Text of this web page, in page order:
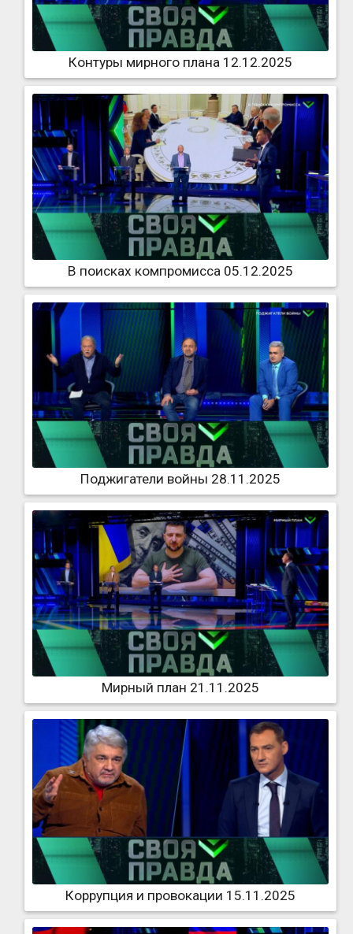
Контуры мирного плана 12.12.2025
В поисках компромисса 05.12.2025
Поджигатели войны 28.11.2025
Мирный план 21.11.2025
Коррупция и провокации 15.11.2025